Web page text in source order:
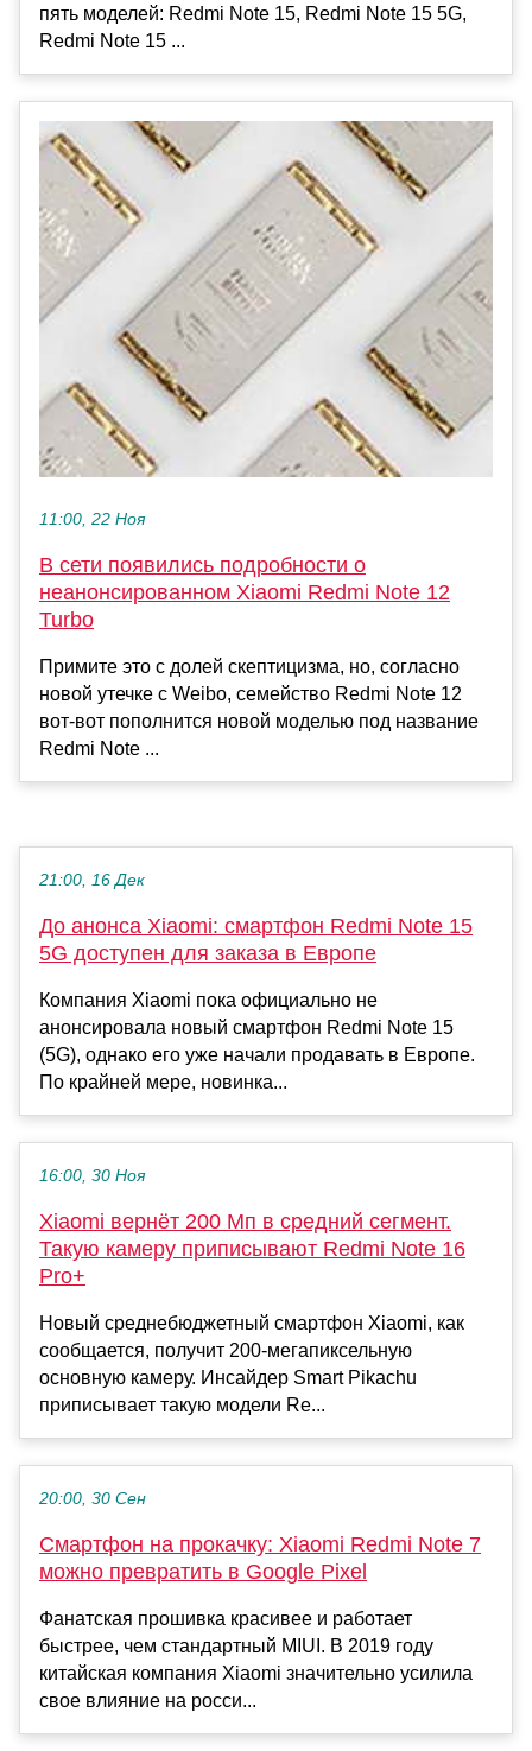
пять моделей: Redmi Note 15, Redmi Note 15 5G,
Redmi Note 15 ...
11:00, 22 Ноя
В сети появились подробности о
неанонсированном Xiaomi Redmi Note 12
Turbo
Примите это с долей скептицизма, но, согласно
новой утечке с Weibo, семейство Redmi Note 12
вот-вот пополнится новой моделью под название
Redmi Note ...
21:00, 16 Дек
До анонса Xiaomi: смартфон Redmi Note 15
5G доступен для заказа в Европе
Компания Xiaomi пока официально не
анонсировала новый смартфон Redmi Note 15
(5G), однако его уже начали продавать в Европе.
По крайней мере, новинка...
16:00, 30 Ноя
Xiaomi вернёт 200 Мп в средний сегмент.
Такую камеру приписывают Redmi Note 16
Pro+
Новый среднебюджетный смартфон Xiaomi, как
сообщается, получит 200-мегапиксельную
основную камеру. Инсайдер Smart Pikachu
приписывает такую модели Re...
20:00, 30 Сен
Смартфон на прокачку: Xiaomi Redmi Note 7
можно превратить в Google Pixel
Фанатская прошивка красивее и работает
быстрее, чем стандартный MIUI. В 2019 году
китайская компания Xiaomi значительно усилила
свое влияние на росси...